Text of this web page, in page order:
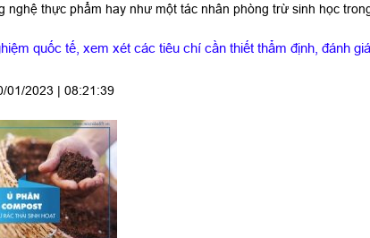
nghệ thực phẩm hay như một tác nhân phòng trừ sinh học
quốc tế, xem xét các tiêu chí cần thiết thẩm định, đánh
01/2023 | 08:21:39